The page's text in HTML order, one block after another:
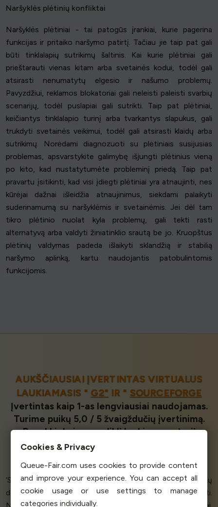
Naršyklės plėtinių konfliktai
Naršyklės plėtiniai - tai patogūs įrankiai, kurie pagerina
funkcijas ir pritaiko naršymo patirtį. Tačiau jie taip pat gali
būti tinklalapių sutrikimų šaltinis. Kai kurie plėtiniai gali
prieštarauti vienas kitam arba svetainės kodui, todėl gali
atsirasti nenumatytų elgesio ir našumo problemų.
Pavyzdžiui, reklamos blokatoriai gali neleisti paleisti svarbių
scenarijų, todėl puslapiai gali sutrikti. Taip pat plėtiniai,
keičiantys tinklalapio turinį arba tvarkantys slapukus, gali
trukdyti svetainės veikimui, todėl gali atsirasti klaidų arba
sutrikimų. Norėdami diagnozuoti su plėtiniais susijusias
problemas, apsvarstykite galimybę išjungti plėtinius vieną
po kito, kad nustatytumėte probleminį priedą. Taip pat
pravartu įsitikinti, kad visi įdiegti plėtiniai yra atnaujinti, nes
kūrėjai dažnai išleidžia atnaujinimus, siekdami palaikyti
suderinamumą su naršyklėmis ir svetainėmis. Jei dėl tam
tikro plėtinio nuolat kyla problemų, gali tekti rasti
alternatyvą arba valdyti žiniatinklio srautą be jo. Kruopštus
plėtinių valdymas padeda išlaikyti sklandžią ir stabilią
naršymo aplinką, kartu naudojantis patobulintomis
funkcijomis.
AUKŠČIAUSIAI ĮVERTINTAS VIRTUALUS
LAUKIAMASIS "G2" IR " SOURCEFORGE
Įvertintas kaip 1-as lengviausiai naudojamas.
Turime puikų 5,0 / 5 žvaigždučių įvertinimą.
Pagal kiekvieną rodiklį lenkiame antrąjį
tiekėją.
Mūsų laimingi klientai sako
‘Streso žudiko programa! Žinojome, kad bus gausu paraiškų
dėl naujos e. valdžios paslaugos, kurią pradėjome teikti.
Cookies & Privacy
Queue-Fair.com uses cookies to provide content
and improve your experience. You can accept all
cookie usage or use settings to manage
categories individually.